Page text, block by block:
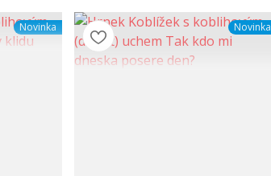
Novinka Novinka